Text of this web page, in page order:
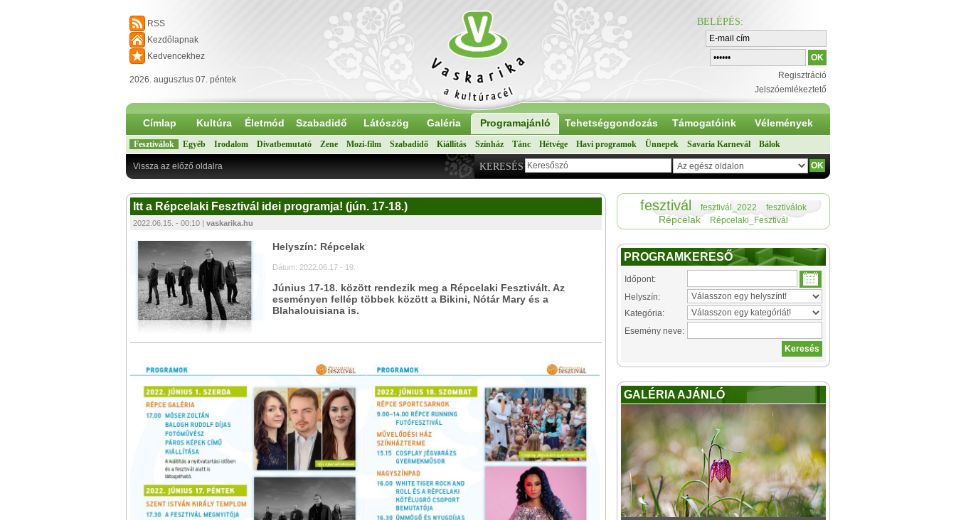
RSS
Kezdőlapnak
Kedvencekhez
2026. augusztus 07. péntek
BELÉPÉS:
Regisztráció
Jelszóemlékeztető
Címlap Kultúra Életmód Szabadidő Látószög Galéria Programajánló Tehetséggondozás Támogatóink Vélemények
Fesztiválok Egyéb Irodalom Divatbemutató Zene Mozi-film Szabadidő Kiállítás Színház Tánc Hétvége Havi programok Ünnepek Savaria Karnevál Bálok
KERESÉS
Vissza az előző oldalra
Itt a Répcelaki Fesztivál idei programja! (jún. 17-18.)
2022.06.15. - 00:10 | vaskarika.hu
Helyszín: Répcelak
Dátum: 2022.06.17 - 19.
Június 17-18. között rendezik meg a Répcelaki Fesztivált. Az
eseményen fellép többek között a Bikini, Nótár Mary és a
Blahalouisiana is.
fesztivál fesztivál_2022 fesztiválok
Répcelak Répcelaki_Fesztivál
PROGRAMKERESŐ
Időpont:
Helyszín:
Kategória:
Esemény neve:
GALÉRIA AJÁNLÓ